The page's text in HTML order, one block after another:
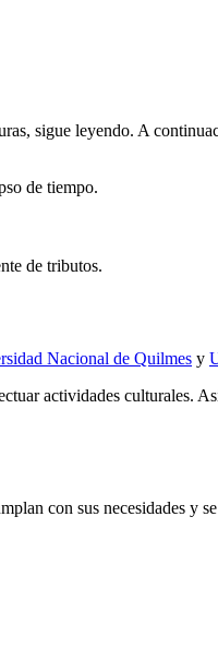
sigue leyendo. A
de tiempo.
de tributos.
Nacional de Quilmes y
actividades culturales.
con sus necesidades y